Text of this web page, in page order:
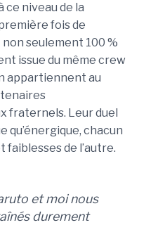
ce niveau de la
fois de
non seulement 100 %
issue du même crew
appartiennent au
fraternels. Leur duel
qu’énergique, chacun
de l’autre.
et moi nous
durement